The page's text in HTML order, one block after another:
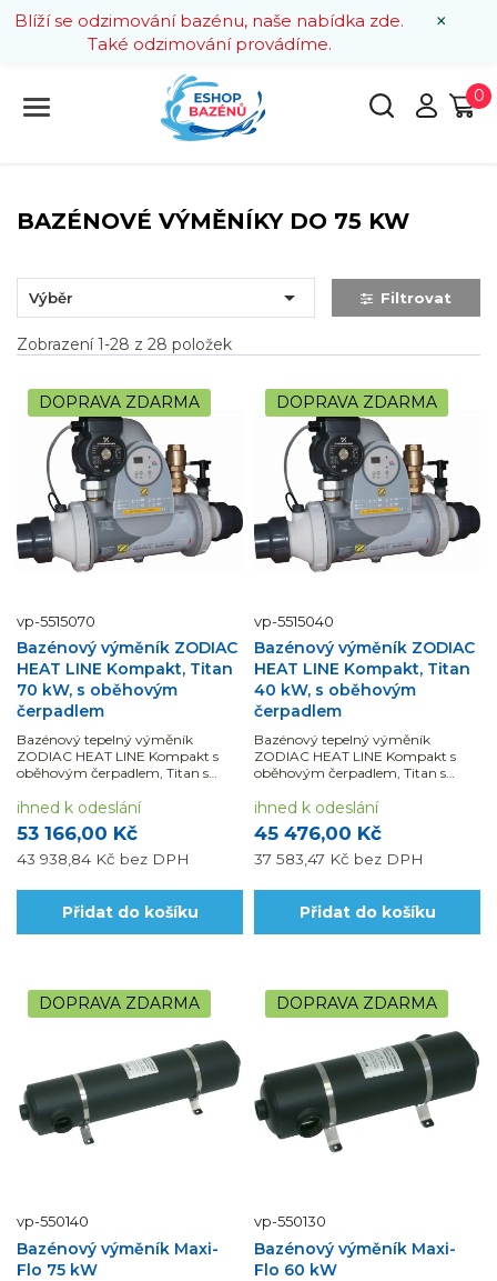
×
Blíží se odzimování bazénu, naše nabídka zde.
Také odzimování provádíme.
0
BAZÉNOVÉ VÝMĚNÍKY DO 75 KW
Výběr  Filtrovat
Zobrazení 1-28 z 28 položek
DOPRAVA ZDARMA
vp-5515070
Bazénový výměník ZODIAC
HEAT LINE Kompakt, Titan
70 kW, s oběhovým
čerpadlem
Bazénový tepelný výměník
ZODIAC HEAT LINE Kompakt s
oběhovým čerpadlem, Titan s
panelem je určený pro...
53 166,00 Kč
43 938,84 Kč bez DPH
ihned k odeslání
Přidat do košíku
DOPRAVA ZDARMA
vp-5515040
Bazénový výměník ZODIAC
HEAT LINE Kompakt, Titan
40 kW, s oběhovým
čerpadlem
Bazénový tepelný výměník
ZODIAC HEAT LINE Kompakt s
oběhovým čerpadlem, Titan s
panelem je určený pro...
45 476,00 Kč
37 583,47 Kč bez DPH
ihned k odeslání
Přidat do košíku
DOPRAVA ZDARMA
vp-550140
Bazénový výměník Maxi-
Flo 75 kW
DOPRAVA ZDARMA
vp-550130
Bazénový výměník Maxi-
Flo 60 kW